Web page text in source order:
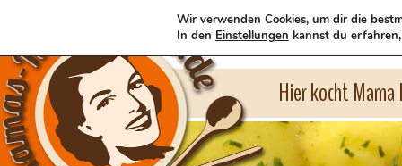
Hier kocht
Wir verwenden Cookies, um dir die
In den Einstellungen kannst du